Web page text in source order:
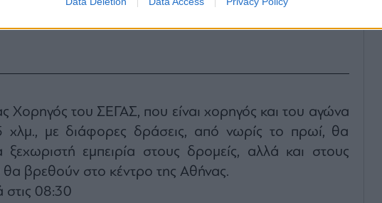
Χορηγός του ΣΕΓΑΣ, που είναι χορηγός και του αγώνα
με διάφορες δράσεις, από νωρίς το πρωί, θα
ξεχωριστή εμπειρία στους δρομείς, αλλά και στους
θα βρεθούν στο κέντρο της Αθήνας.
στις 08:30